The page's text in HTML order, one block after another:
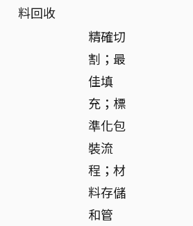
料回收
精確切
割；最
佳填
充；標
準化包
裝流
程；材
料存儲
和管